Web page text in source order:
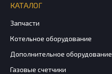
КАТАЛОГ
Запчасти
Котельное оборудование
Дополнительное оборудование
Газовые счетчики